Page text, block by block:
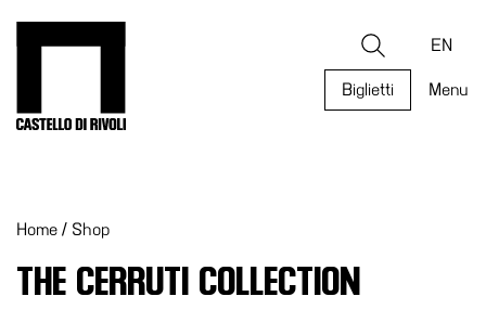
Ricerca EN
Biglietti Menu
Eventi
Archivi
Home / Shop
THE CERRUTI COLLECTION